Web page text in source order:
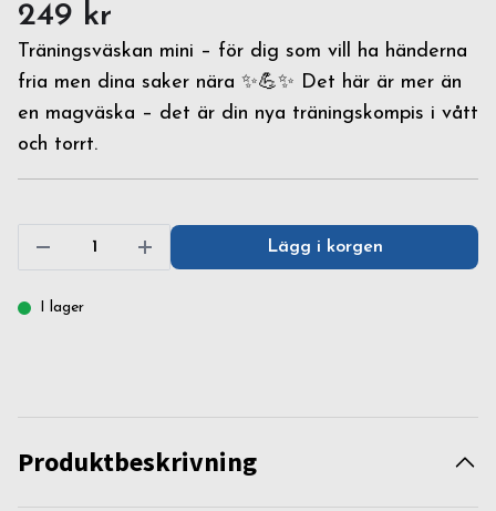
249 kr
Träningsväskan mini – för dig som vill ha händerna
fria men dina saker nära ✨💪✨ Det här är mer än
en magväska – det är din nya träningskompis i vått
och torrt.
Lägg i korgen
I lager
Produktbeskrivning